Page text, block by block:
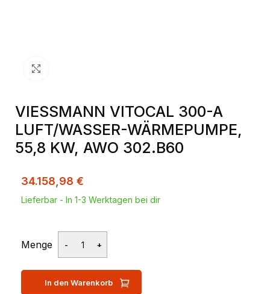
VIESSMANN VITOCAL 300-A
LUFT/WASSER-WÄRMEPUMPE,
55,8 KW, AWO 302.B60
34.158,98 €
Lieferbar - In 1-3 Werktagen bei dir
Menge
In den Warenkorb